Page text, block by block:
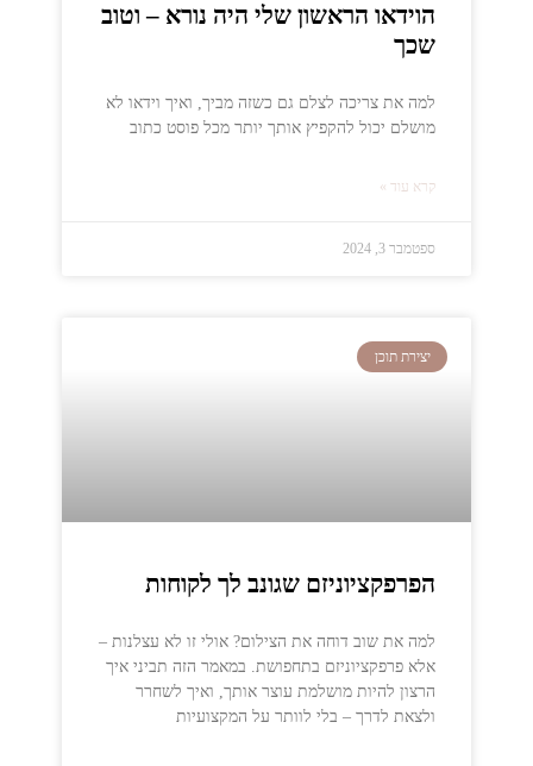
הוידאו הראשון שלי היה נורא – וטוב
שכך
למה את צריכה לצלם גם כשזה מביך, ואיך וידאו לא
מושלם יכול להקפיץ אותך יותר מכל פוסט כתוב
קרא עוד »
ספטמבר 3, 2024
יצירת תוכן
הפרפקציוניזם שגונב לך לקוחות
למה את שוב דוחה את הצילום? אולי זו לא עצלנות –
אלא פרפקציוניזם בתחפושת. במאמר הזה תביני איך
הרצון להיות מושלמת עוצר אותך, ואיך לשחרר
ולצאת לדרך – בלי לוותר על המקצועיות